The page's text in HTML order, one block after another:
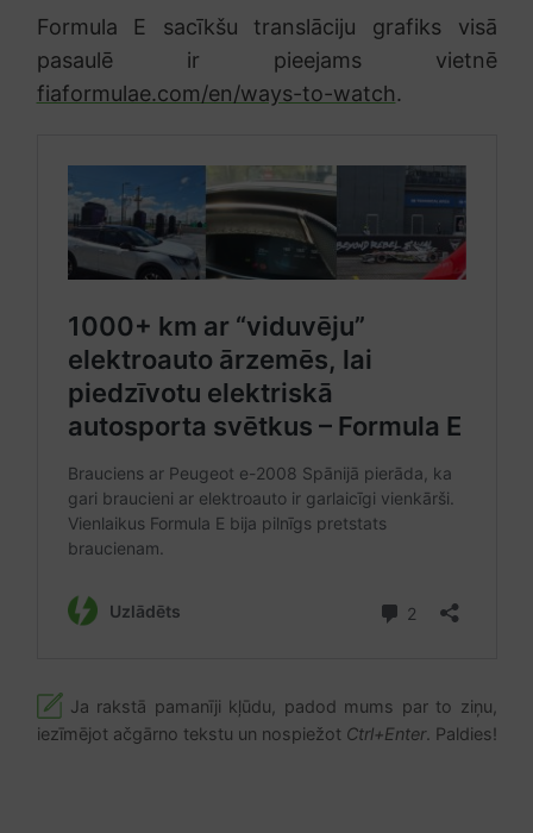
Formula E sacīkšu translāciju grafiks visā
pasaulē ir pieejams vietnē
fiaformulae.com/en/ways-to-watch.
Ja rakstā pamanīji kļūdu, padod mums par to ziņu,
iezīmējot ačgārno tekstu un nospiežot Ctrl+Enter. Paldies!